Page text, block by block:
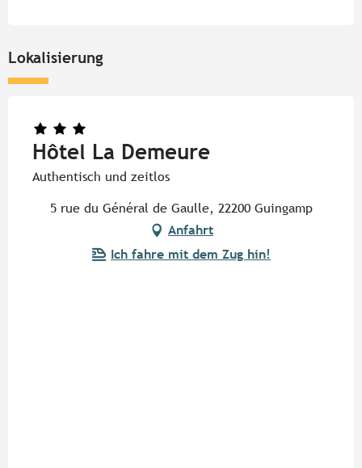
Lokalisierung
Hôtel La Demeure
Authentisch und zeitlos
5 rue du Général de Gaulle, 22200 Guingamp
Anfahrt
Ich fahre mit dem Zug hin!